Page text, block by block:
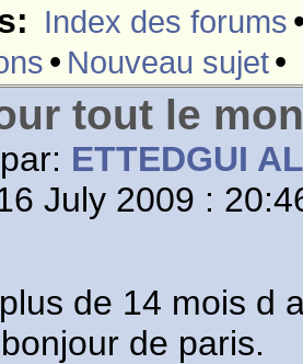
Index des forums
• Nouveau sujet•
tout le
ETTEDGUI
July 2009 :
de 14 mois d
de paris.